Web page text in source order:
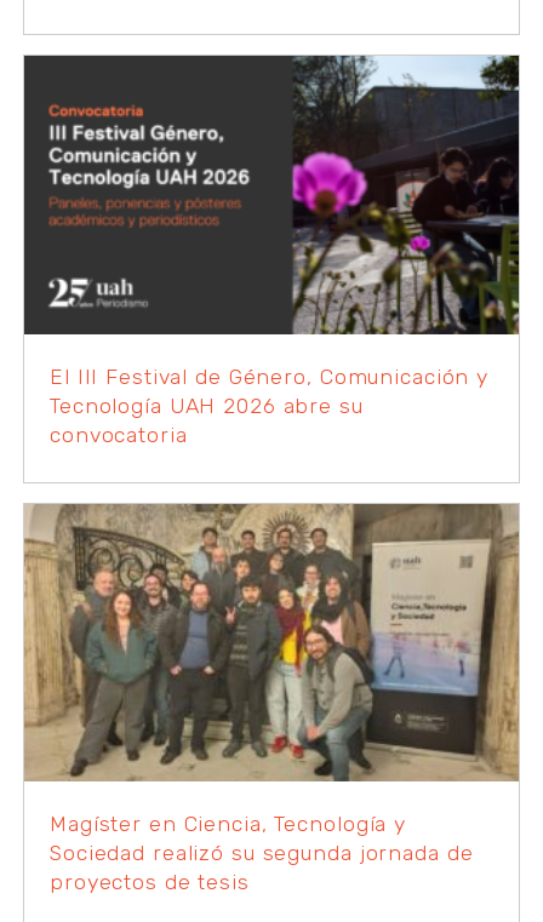
El III Festival de Género, Comunicación y
Tecnología UAH 2026 abre su
convocatoria
Magíster en Ciencia, Tecnología y
Sociedad realizó su segunda jornada de
proyectos de tesis